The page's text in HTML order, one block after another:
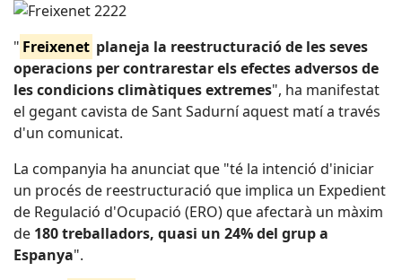
" Freixenet planeja la reestructuració de les seves
operacions per contrarestar els efectes adversos de
les condicions climàtiques extremes", ha manifestat
el gegant cavista de Sant Sadurní aquest matí a través
d'un comunicat.
La companyia ha anunciat que "té la intenció d'iniciar
un procés de reestructuració que implica un Expedient
de Regulació d'Ocupació (ERO) que afectarà un màxim
de 180 treballadors, quasi un 24% del grup a
Espanya".